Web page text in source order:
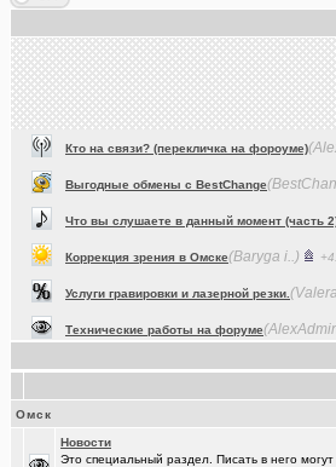
(Baryga i..)
(AlexAdmin)
Смысл жизни и наука(Raptorr) +369
(Kebbos)
СИМ(Aljexeй)
Омск
Новости
Это специальный раздел. Писать в него